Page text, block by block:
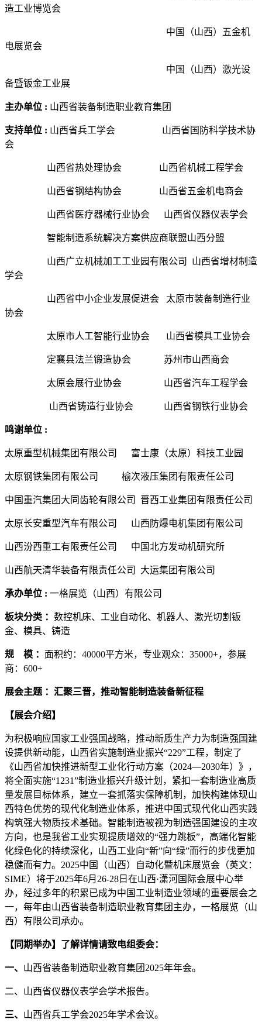
造工业博览会
中国（山西）五金机
电展览会
中国（山西）激光设
备暨钣金工业展
主办单位 : 山西省装备制造职业教育集团
支持单位 : 山西省兵工学会
山西省国防科学技术协
会
山西省热处理协会 山西省机械工程学会
山西省钢结构协会 山西省五金机电商会
山西省医疗器械行业协会 山西省仪器仪表学会
智能制造系统解决方案供应商联盟山西分盟
山西广立机械加工工业园有限公司 山西省增材制造
学会
山西省中小企业发展促进会 太原市装备制造行业
协会
太原市人工智能行业协会 山西省模具工业协会
定襄县法兰锻造协会 苏州市山西商会
太原会展行业协会 山西省汽车工程学会
山西省铸造行业协会 山西省钢铁行业协会
鸣谢单位 :
太原重型机械集团有限公司 富士康（太原）科技工业园
太原钢铁集团有限公司 榆次液压集团有限责任公司
中国重汽集团大同齿轮有限公司 晋西工业集团有限责任公司
太原长安重型汽车有限公司 山西防爆电机集团有限公司
山西汾西重工有限责任公司 中国北方发动机研究所
山西航天清华装备有限责任公司 大运集团有限公司
承办单位 : 一格展览（山西）有限公司
板块分类 ： 数控机床、工业自动化、机器人、激光切割钣
金、模具、铸造
规 模 ： 面积约：40000平方米，专业观众：35000+，参展
商：600+
展会主题 ：汇聚三晋，推动智能制造装备新征程
【展会介绍】
为积极响应国家工业强国战略，推动新质生产力为制造强国建
设提供新动能，山西省实施制造业振兴“229”工程，制定了
《山西省加快推进新型工业化行动方案（2024—2030年）》，
将全面实施“1231”制造业振兴升级计划，紧扣一套制造业高质
量发展目标体系，建立一套抓落实保障机制，加快构建体现山
西特色优势的现代化制造业体系，推进中国式现代化山西实践
构筑强大物质技术基础。智能制造被视为制造强国建设的主攻
方向，也是我省工业实现提质增效的“强力跳板”，高端化智能
化绿色化的持续深化，山西工业向“新”向“绿”而行的步伐更加
稳健而有力。2025中国（山西）自动化暨机床展览会（英文：
SIME）将于2025年6月26-28日在山西·潇河国际会展中心举
办，经过多年的积累已成为中国工业制造业领域的重要展会之
一，每年由山西省装备制造职业教育集团主办，一格展览（山
西）有限公司承办。
【同期举办】了解详情请致电组委会：
一、 山西省装备制造职业教育集团2025年年会。
二、山西省仪器仪表学会学术报告。
三、 山西省兵工学会2025年学术会议。